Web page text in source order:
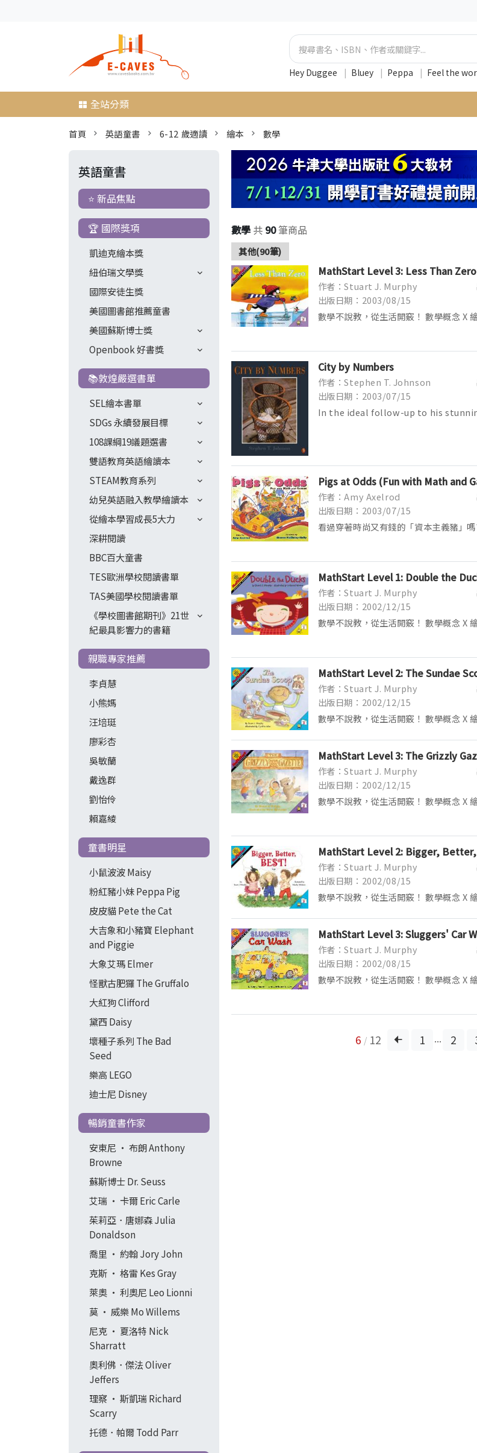
Hey Duggee | Bluey | Peppa | Feel the
全站分類
首頁 英語童書 6-12 歲適讀 繪本 數學
英語童書
⭐ 新品焦點
🏆 國際獎項
凱迪克繪本獎
紐伯瑞文學獎
國際安徒生獎
美國圖書館推薦童書
美國蘇斯博士獎
Openbook 好書獎
📚敦煌嚴選書單
SEL繪本書單
SDGs 永續發展目標
108課綱19議題選書
雙語教育英語繪讀本
STEAM教育系列
幼兒英語融入教學繪讀本
從繪本學習成長5大力
深耕閱讀
BBC百大童書
TES歐洲學校閱讀書單
TAS美國學校閱讀書單
《學校圖書館期刊》21世
紀最具影響力的書籍
親職專家推薦
李貞慧
小熊媽
汪培珽
廖彩杏
吳敏蘭
戴逸群
劉怡伶
賴嘉綾
童書明星
小鼠波波 Maisy
粉紅豬小妹 Peppa Pig
皮皮貓 Pete the Cat
大吉象和小豬寶 Elephant
and Piggie
大象艾瑪 Elmer
怪獸古肥玀 The Gruffalo
大紅狗 Clifford
黛西 Daisy
壞種子系列 The Bad
Seed
樂高 LEGO
迪士尼 Disney
暢銷童書作家
安東尼 ‧ 布朗 Anthony
Browne
蘇斯博士 Dr. Seuss
艾瑞 ‧ 卡爾 Eric Carle
茱莉亞．唐娜森 Julia
Donaldson
喬里 ‧ 約翰 Jory John
克斯 ‧ 格雷 Kes Gray
萊奧 ‧ 利奧尼 Leo Lionni
莫 ‧ 威樂 Mo Willems
尼克 ‧ 夏洛特 Nick
Sharratt
奧利佛．傑法 Oliver
Jeffers
理察 ‧ 斯凱瑞 Richard
Scarry
托德．帕爾 Todd Parr
數學 共 90筆商品
其他(90筆)
MathStart Level 3: Less Than Zero
作者：Stuart J. Murphy
出版日期：2003/08/15
數學不說教，從生活開竅！ 數學概念
City by Numbers
作者：Stephen T. Johnson
出版日期：2003/07/15
In the ideal follow-up to his
Pigs at Odds (Fun with Math and
作者：Amy Axelrod
出版日期：2003/07/15
看過穿著時尚又有錢的「資本主義豬」
MathStart Level 1: Double the
作者：Stuart J. Murphy
出版日期：2002/12/15
數學不說教，從生活開竅！ 數學概念
MathStart Level 2: The Sundae
作者：Stuart J. Murphy
出版日期：2002/12/15
數學不說教，從生活開竅！ 數學概念
MathStart Level 3: The Grizzly
作者：Stuart J. Murphy
出版日期：2002/12/15
數學不說教，從生活開竅！ 數學概念
MathStart Level 2: Bigger,
作者：Stuart J. Murphy
出版日期：2002/08/15
數學不說教，從生活開竅！ 數學概念
MathStart Level 3: Sluggers' Car
作者：Stuart J. Murphy
出版日期：2002/08/15
數學不說教，從生活開竅！ 數學概念
6 / 12 1 ... 2